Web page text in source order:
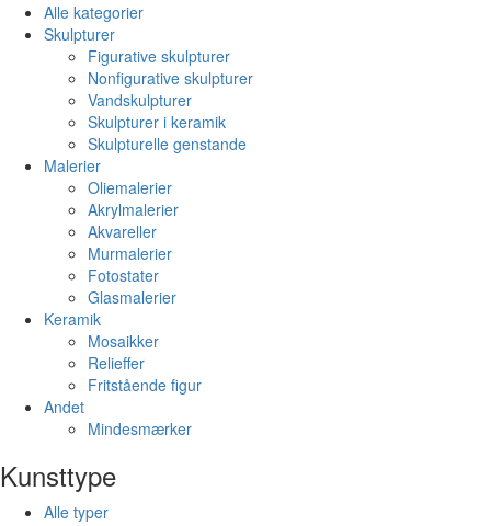
Alle kategorier
Skulpturer
Figurative skulpturer
Nonfigurative skulpturer
Vandskulpturer
Skulpturer i keramik
Skulpturelle genstande
Malerier
Oliemalerier
Akrylmalerier
Akvareller
Murmalerier
Fotostater
Glasmalerier
Keramik
Mosaikker
Relieffer
Fritstående figur
Andet
Mindesmærker
Kunsttype
Alle typer